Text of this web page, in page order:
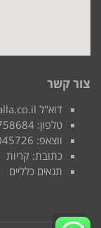
צור קשר
דוא"ל aric28@walla.co.il
טלפון: 054-5758684
ווצאפ: 054-3045726
כתובת: קריות
תנאים כלליים